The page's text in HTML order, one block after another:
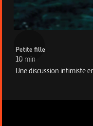
Petite fille
10 min
Une discussion intimiste